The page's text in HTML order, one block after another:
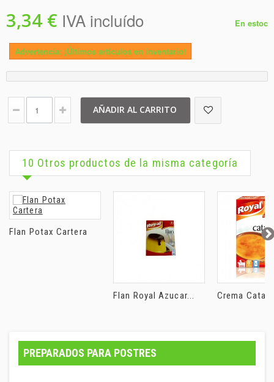
3,34 € IVA incluído En estoc
Advertencia: ¡Últimos artículos en inventario!
AÑADIR AL CARRITO
10 Otros productos de la misma categoría
Flan Potax Cartera
Flan Royal Azucar... Crema
PREPARADOS PARA POSTRES